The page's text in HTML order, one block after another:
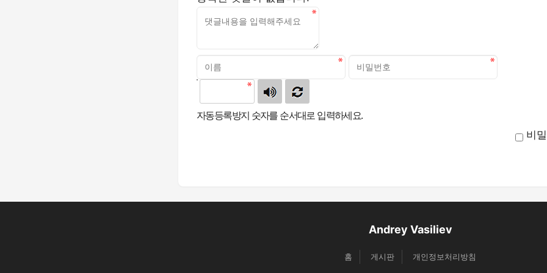
자동등록방지 숫자를 순서대로 입력하세요.
비
Andrey Vasiliev
홈 게시판 개인정보처리방침